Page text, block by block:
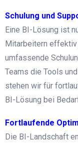
Schulung und
Eine BI-Lösung ist
Mitarbeitern
umfassende
Teams die Tools
stehen wir für
BI-Lösung bei
Fortlaufende
Die BI-Landschaft